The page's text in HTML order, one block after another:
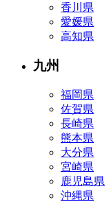
香川県
愛媛県
高知県
九州
福岡県
佐賀県
長崎県
熊本県
大分県
宮崎県
鹿児島県
沖縄県